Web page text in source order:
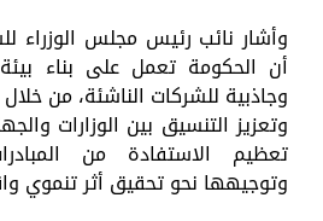
وأشار نائب رئيس مجلس الوزراء
أن الحكومة تعمل على بناء
وجاذبية للشركات الناشئة، من
وتعزيز التنسيق بين الوزارات
تعظيم الاستفادة من
وتوجيهها نحو تحقيق أثر تنموي